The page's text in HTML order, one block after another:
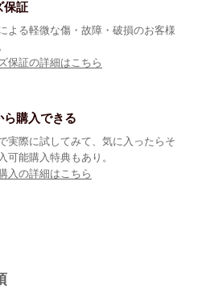
保証
よる軽微な傷・故障・破損のお客様
保証の詳細はこちら
ら購入できる
実際に試してみて、気に入ったらそ
可能購入特典もあり。
入の詳細はこちら